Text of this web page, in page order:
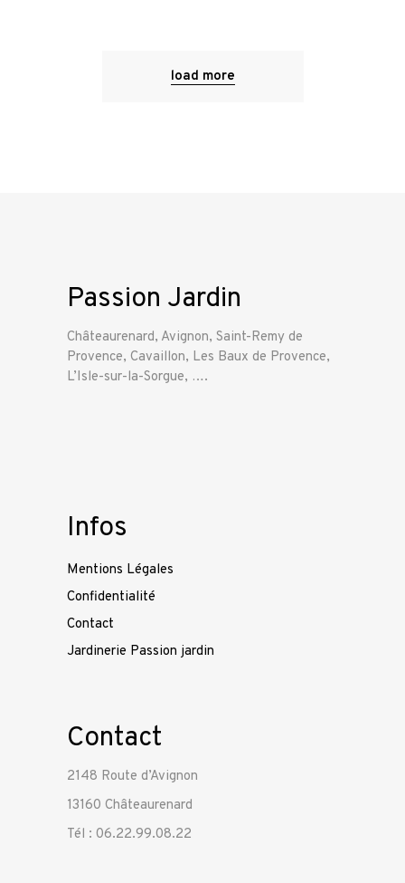
load more
Passion Jardin
Châteaurenard, Avignon, Saint-Remy de
Provence, Cavaillon, Les Baux de Provence,
L’Isle-sur-la-Sorgue, ….
Infos
Mentions Légales
Confidentialité
Contact
Jardinerie Passion jardin
Contact
2148 Route d’Avignon
13160 Châteaurenard
Tél : 06.22.99.08.22